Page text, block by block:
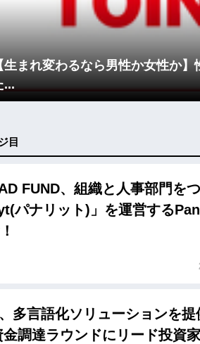
生まれ変わるなら男性か女性か
...
目
FUND、組織と人事部門を
パナリット)」を運営する
多言語化ソリューションを提
調達ラウンドにリード投資